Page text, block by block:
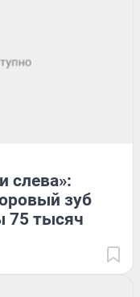
слева»:
зуб
75 тысяч